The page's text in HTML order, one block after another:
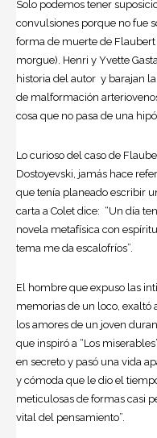
Solo podemos tener
convulsiones porque no fue
forma de muerte de
morgue). Henri y Yvette
historia del autor y barajan
de malformación
cosa que no pasa de una
Lo curioso del caso de
Dostoyevski, jamás hace
que tenía planeado escribir
carta a Colet dice: “Un día
novela metafísica con
tema me da escalofríos”.
El hombre que expuso las
memorias de un loco, exaltó
los amores de un joven
que inspiró a “Los
en secreto y pasó una vida
y cómoda que le dio el
meticulosas de formas casi
vital del pensamiento”.